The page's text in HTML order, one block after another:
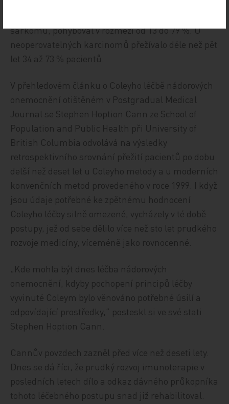
sarkomu, pohyboval v rozmezí od 13 do 79 %. U
neoperovatelných karcinomů přežívalo déle než pět
let 34 až 73 % pacientů.
V přehledovém článku o Coleyho léčbě nádorových
onemocnění otištěném v Postgradual Medical
Journal se Stephen Hoption Cann ze School of
Population and Public Health při University of
British Columbia odvolává na výsledky
retrospektivního srovnání přežití pacientů po dobu
delší než deset let u Coleyho metody a u moderních
konvenčních metod provedeného v roce 1999. I když
jsou údaje potřebné ke zpětnému hodnocení
Coleyho léčby silně omezené, vycházely v té době
postupy, jež od sebe dělilo více než sto let prudkého
rozvoje medicíny, víceméně jako rovnocenné.
„Kde mohla být dnes léčba nádorových
onemocnění, kdyby pochopení principů léčby
vyvinuté Coleym bylo věnováno potřebné úsilí a
odpovídající prostředky,“ posteskl si ve své stati
Stephen Hoption Cann.
Cannův povzdech zazněl před více než deseti lety.
Dnes se dá říci, že prudký rozvoj imunoterapie v
posledních letech dílo a odkaz dávného průkopníka
tohoto léčebného postupu snad již rehabilitoval.